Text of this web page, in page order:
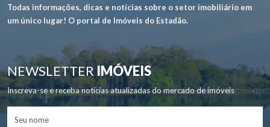
Todas informações, dicas e notícias sobre o setor imobiliário em
um único lugar! O portal de Imóveis do Estadão.
NEWSLETTERIMÓVEIS
Inscreva-se e receba notícias atualizadas do mercado de imóveis